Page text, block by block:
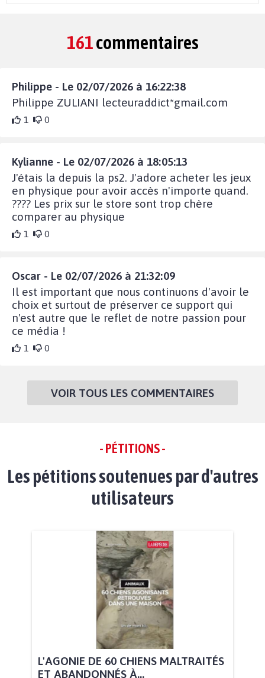
161commentaires
Philippe - Le 02/07/2026 à 16:22:38
Philippe ZULIANI lecteuraddict*gmail.com
1 0
Kylianne - Le 02/07/2026 à 18:05:13
J'étais la depuis la ps2. J'adore acheter les jeux
en physique pour avoir accès n'importe quand.
???? Les prix sur le store sont trop chère
comparer au physique
1 0
Oscar - Le 02/07/2026 à 21:32:09
Il est important que nous continuons d'avoir le
choix et surtout de préserver ce support qui
n'est autre que le reflet de notre passion pour
ce média !
1 0
VOIR TOUS LES COMMENTAIRES
- PÉTITIONS -
Les pétitions soutenues par d'autres
utilisateurs
L'AGONIE DE 60 CHIENS MALTRAITÉS
ET ABANDONNÉS À...